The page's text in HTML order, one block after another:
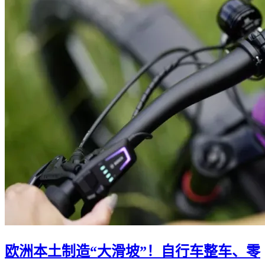
欧洲本土制造“大滑坡”！自行车整车、零